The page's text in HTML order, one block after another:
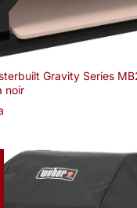
Gravity Series
noir